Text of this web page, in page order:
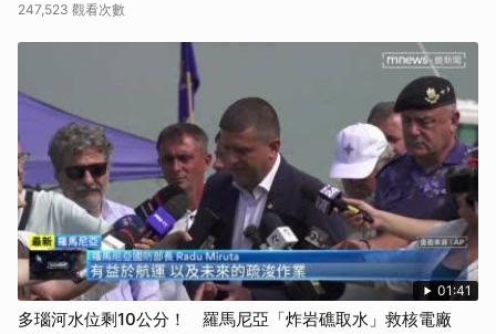
247,523 觀看次數
01:41
多瑙河水位剩10公分！ 羅馬尼亞「炸岩礁取水」救核電廠